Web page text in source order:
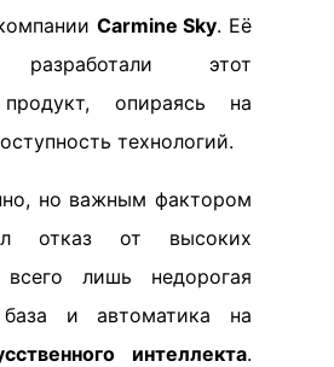
Carmine Sky. Её
разработали этот
опираясь на
технологий.
но важным фактором
отказ от высоких
всего лишь недорогая
база и автоматика на
интеллекта.